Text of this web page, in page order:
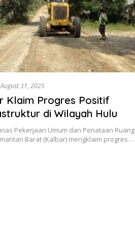
August 31, 2025
Klaim Progres Positif
di Wilayah Hulu
Pekerjaan Umum dan Penataan Ruang
Barat (Kalbar) mengklaim progres…